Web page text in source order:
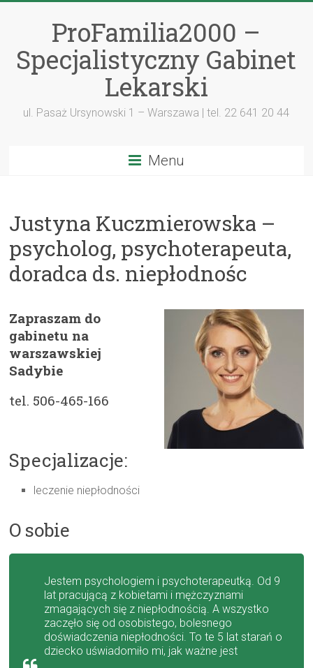
ProFamilia2000 –
Specjalistyczny Gabinet
Lekarski
ul. Pasaż Ursynowski 1 – Warszawa | tel. 22 641 20 44
Menu
Justyna Kuczmierowska –
psycholog, psychoterapeuta,
doradca ds. niepłodnośc
Zapraszam do
gabinetu na
warszawskiej
Sadybie
tel. 506-465-166
Specjalizacje:
leczenie niepłodności
O sobie
Jestem psychologiem i psychoterapeutką. Od 9
lat pracującą z kobietami i mężczyznami
zmagających się z niepłodnością. A wszystko
zaczęło się od osobistego, bolesnego
doświadczenia niepłodności. To te 5 lat starań o
dziecko uświadomiło mi, jak ważne jest